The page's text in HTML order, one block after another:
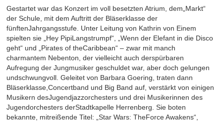
Gestartet war das Konzert im voll besetzten Atrium, dem„Markt“
der Schule, mit dem Auftritt der Bläserklasse der
fünftenJahrgangsstufe. Unter Leitung von Kathrin von Einem
spielten sie „Hey PipiLangstrumpf“, „Wenn der Elefant in die Disco
geht“ und „Pirates of theCaribbean“ – zwar mit manch
charmantem Nebenton, der vielleicht auch derspürbaren
Aufregung der Jungmusiker geschuldet war, aber doch gelungen
undschwungvoll. Geleitet von Barbara Goering, traten dann
Bläserklasse,Concertband und Big Band auf, verstärkt von einigen
Musikern desJugendjazzorchesters und drei Musikerinnen des
Jugendorchesters derStadtkapelle Herrenberg. Sie boten
bekannte, mitreißende Titel: „Star Wars: TheForce Awakens“,